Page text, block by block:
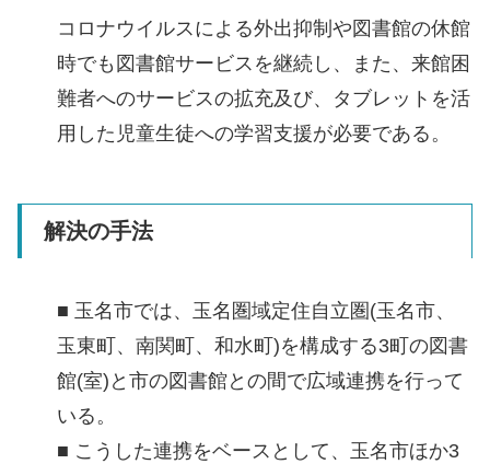
コロナウイルスによる外出抑制や図書館の休館
時でも図書館サービスを継続し、また、来館困
難者へのサービスの拡充及び、タブレットを活
用した児童生徒への学習支援が必要である。
解決の手法
■ 玉名市では、玉名圏域定住自立圏(玉名市、
玉東町、南関町、和水町)を構成する3町の図書
館(室)と市の図書館との間で広域連携を行って
いる。
■ こうした連携をベースとして、玉名市ほか3